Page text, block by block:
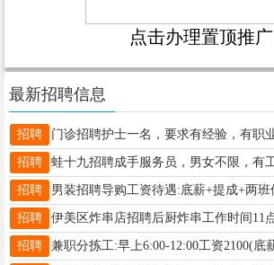
点击办理置顶推广
最新招聘信息
招聘
招聘
招聘
招聘
招聘